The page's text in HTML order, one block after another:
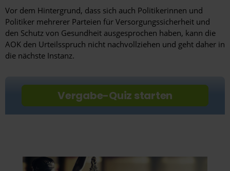
Vor dem Hintergrund, dass sich auch Politikerinnen und
Politiker mehrerer Parteien für Versorgungssicherheit und
den Schutz von Gesundheit ausgesprochen haben, kann die
AOK den Urteilsspruch nicht nachvollziehen und geht daher in
die nächste Instanz.